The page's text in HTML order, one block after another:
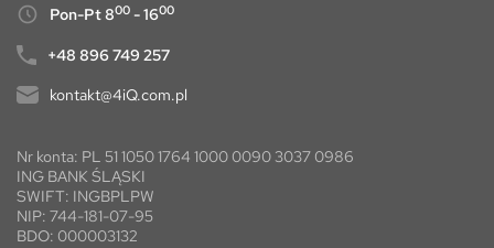
Pon-Pt 800 - 1600
+48 896 749 257
kontakt@4iQ.com.pl
Nr konta: PL 51 1050 1764 1000 0090 3037 0986
ING BANK ŚLĄSKI
SWIFT: INGBPLPW
NIP: 744-181-07-95
BDO: 000003132